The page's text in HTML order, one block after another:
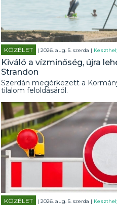
KÖZÉLET | 2026. aug. 5. szerda |
Kiváló a vízminőség, újra
Strandon
Szerdán megérkezett a
tilalom feloldásáról.
KÖZÉLET | 2026. aug. 5. szerda |